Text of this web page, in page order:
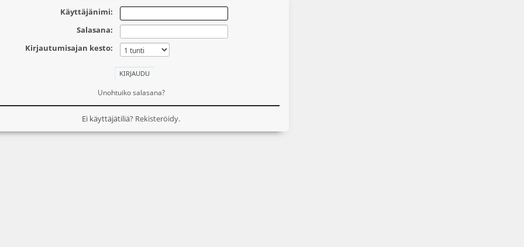
Käyttäjänimi:
Salasana:
Kirjautumisajan kesto:
Unohtuiko salasana?
Ei käyttäjätiliä? Rekisteröidy.